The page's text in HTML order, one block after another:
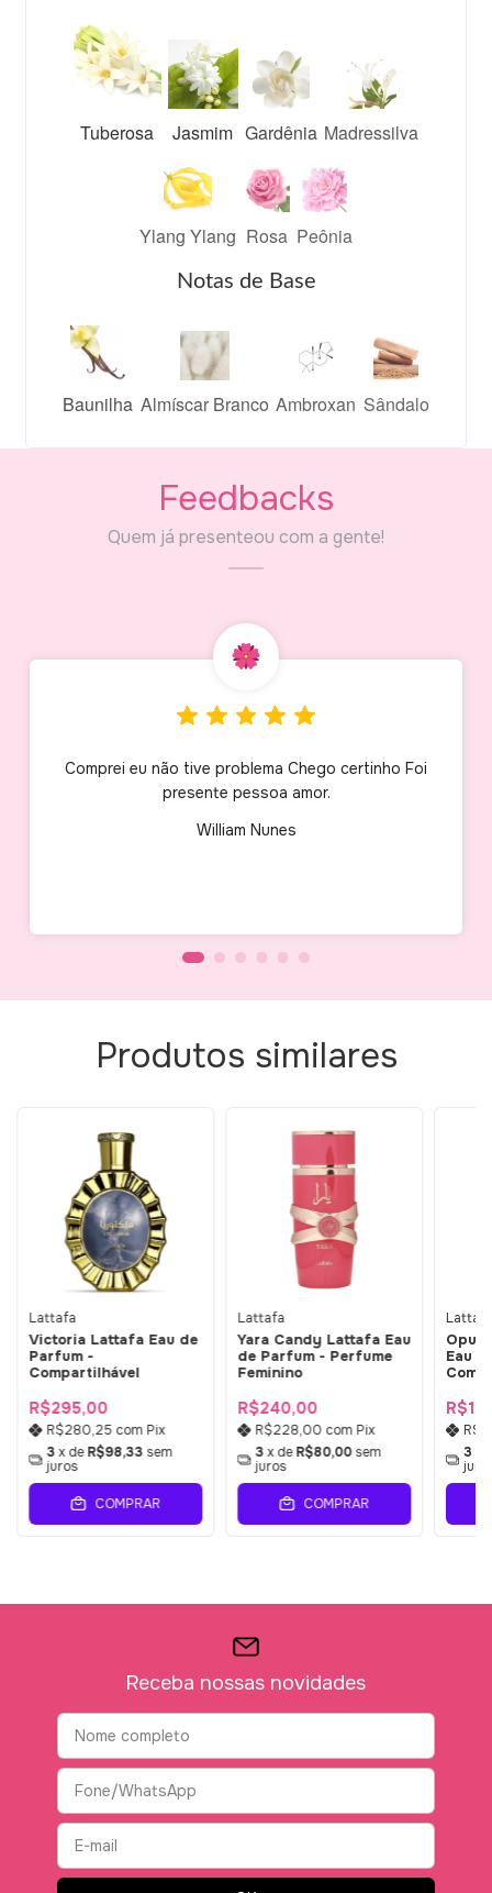
Tuberosa Jasmim Gardênia Madressilva
Ylang Ylang Rosa Peônia
Notas de Base
Baunilha Almíscar Branco Ambroxan Sândalo
Feedbacks
Quem já presenteou com a gente!
Comprei eu não tive problema Chego certinho Foi
presente pessoa amor.
William Nunes
Produtos similares
Lattafa
Victoria Lattafa Eau de
Parfum -
Compartilhável
R$295,00
R$280,25 com Pix
3x deR$98,33 sem
juros
COMPRAR
Lattafa
Yara Candy Lattafa Eau
de Parfum - Perfume
Feminino
R$240,00
R$228,00 com Pix
3 x deR$80,00 sem
juros
COMPRAR
Eau
3
Receba nossas novidades